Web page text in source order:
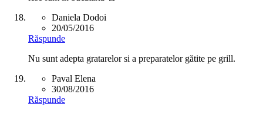
Daniela Dodoi
20/05/2016
Răspunde
Nu sunt adepta gratarelor si a preparatelor gătite pe grill.
Paval Elena
30/08/2016
Răspunde